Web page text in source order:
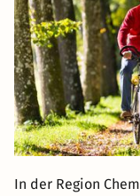
In der Region